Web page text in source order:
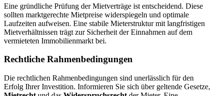
Eine gründliche Prüfung der Mietverträge ist entscheidend. Diese
sollten marktgerechte Mietpreise widerspiegeln und optimale
Laufzeiten aufweisen. Eine stabile Mieterstruktur mit langfristigen
Mietverhältnissen trägt zur Sicherheit der Einnahmen auf dem
vermieteten Immobilienmarkt bei.
Rechtliche Rahmenbedingungen
Die rechtlichen Rahmenbedingungen sind unerlässlich für den
Erfolg Ihrer Investition. Informieren Sie sich über geltende Gesetze,